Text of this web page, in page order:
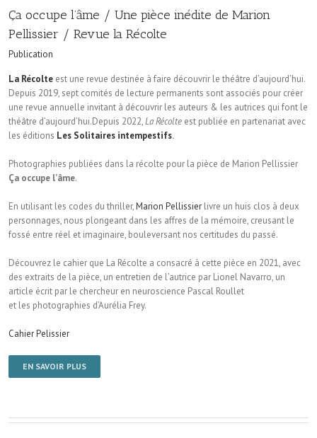
Ça occupe l’âme / Une pièce inédite de Marion
Pellissier / Revue la Récolte
Publication
La Récolte est une revue destinée à faire découvrir le théâtre d’aujourd’hui.
Depuis 2019, sept comités de lecture permanents sont associés pour créer
une revue annuelle invitant à découvrir les auteurs & les autrices qui font le
théâtre d’aujourd’hui.Depuis 2022,La Récolte est publiée en partenariat avec
les éditions Les Solitaires intempestifs.
Photographies publiées dans la récolte pour la pièce de Marion Pellissier
Ça occupe l’âme.
En utilisant les codes du thriller,Marion Pellissier livre un huis clos à deux
personnages, nous plongeant dans les affres de la mémoire, creusant le
fossé entre réel et imaginaire, bouleversant nos certitudes du passé.
Découvrez le cahier que La Récolte a consacré à cette pièce en 2021, avec
des extraits de la pièce, un entretien de l’autrice par Lionel Navarro, un
article écrit par le chercheur en neuroscience Pascal Roullet
et les photographies d’Aurélia Frey.
Cahier Pelissier
EN SAVOIR PLUS